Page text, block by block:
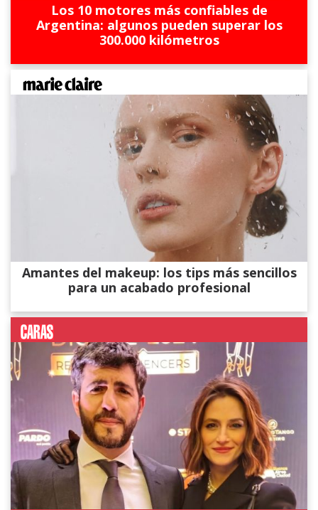
Los 10 motores más confiables de
Argentina: algunos pueden superar los
300.000 kilómetros
Amantes del makeup: los tips más sencillos
para un acabado profesional